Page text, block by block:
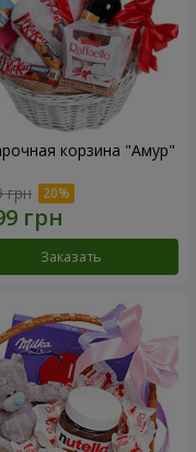
корзина "Амур"
грн
Заказать